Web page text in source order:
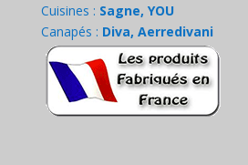
Cuisines : Sagne, YOU
Canapés : Diva, Aerredivani